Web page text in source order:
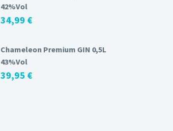
42%Vol
34,99 €
Chameleon Premium GIN 0,5L
43%Vol
39,95 €